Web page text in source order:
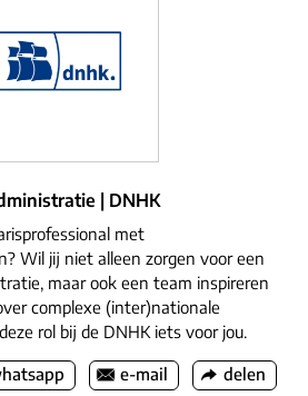
| DNHK
met
Wil jij niet alleen zorgen voor een
maar ook een team inspireren
complexe (inter)nationale
rol bij de DNHK iets voor jou.
e-mail delen